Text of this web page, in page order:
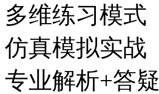
多维练习模式
仿真模拟实战
专业解析+答疑